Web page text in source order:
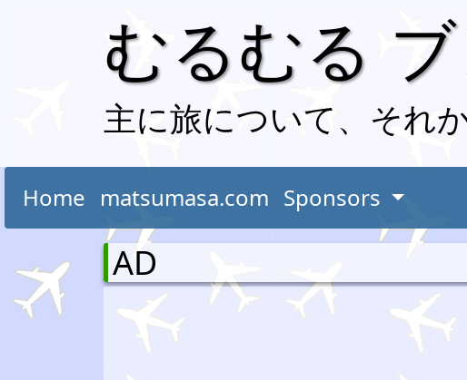
むるむる
主に旅について、それ
Home matsumasa.com Sponsors
AD